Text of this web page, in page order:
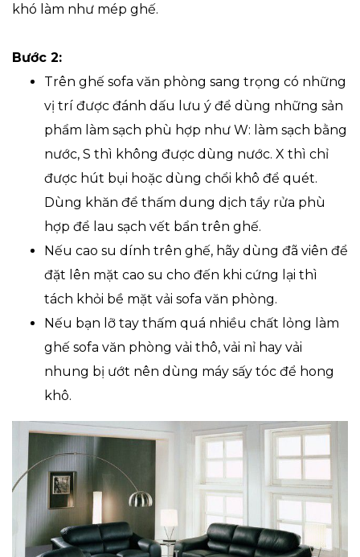
khó làm như mép ghế.
Bước 2:
Trên ghế sofa văn phòng sang trọng có những
vị trí được đánh dấu lưu ý để dùng những sản
phẩm làm sạch phù hợp như W: làm sạch bằng
nước, S thì không được dùng nước. X thì chỉ
được hút bụi hoặc dùng chổi khô để quét.
Dùng khăn để thấm dung dịch tẩy rửa phù
hợp để lau sạch vết bẩn trên ghế.
Nếu cao su dính trên ghế, hãy dùng đã viên để
đặt lên mặt cao su cho đến khi cứng lại thì
tách khỏi bề mặt vải sofa văn phòng.
Nếu bạn lỡ tay thấm quá nhiều chất lỏng làm
ghế sofa văn phòng vải thô, vải nỉ hay vải
nhung bị ướt nên dùng máy sấy tóc để hong
khô.